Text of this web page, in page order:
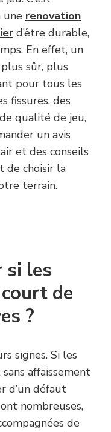
une renovation
d’être durable,
En effet, un
sûr, plus
pour tous les
fissures, des
qualité de jeu,
un avis
et des conseils
de choisir la
terrain.
si les
de
?
signes. Si les
affaissement
d’un défaut
nombreuses,
de